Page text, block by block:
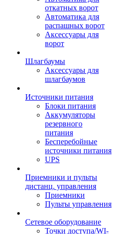
откатных ворот
Автоматика для
распашных ворот
Аксессуары для
ворот
Шлагбаумы
Аксессуары для
шлагбаумов
Источники питания
Блоки питания
Аккумуляторы
резервного
питания
Бесперебойные
источники питания
UPS
Приемники и пульты
дистанц. управления
Приемники
Пульты управления
Сетевое оборудование
Точки доступа/WI-